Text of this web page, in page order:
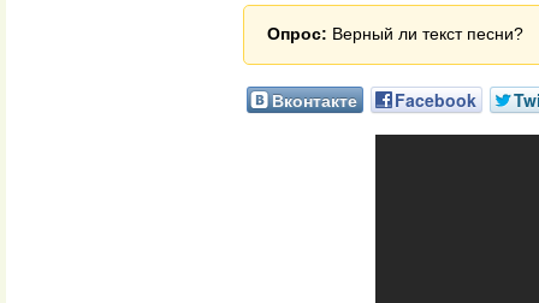
Опрос: Верный ли текст песни?
Вконтакте Facebook